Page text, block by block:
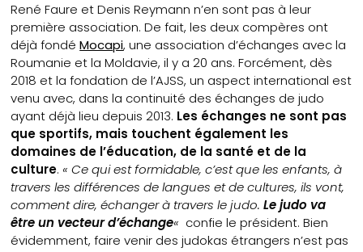
René Faure et Denis Reymann n’en sont pas à leur
première association. De fait, les deux compères ont
déjà fondéMocapi, une association d’échanges avec la
Roumanie et la Moldavie, il y a 20 ans. Forcément, dès
2018 et la fondation de l’AJSS, un aspect international est
venu avec, dans la continuité des échanges de judo
ayant déjà lieu depuis 2013. Les échanges ne sont pas
que sportifs, mais touchent également les
domaines de l’éducation, de la santé et de la
culture.« Ce qui est formidable, c’est que les enfants, à
travers les différences de langues et de cultures, ils vont,
comment dire, échanger à travers le judo.Le judo va
être un vecteur d’échange« confie le président. Bien
évidemment, faire venir des judokas étrangers n’est pas